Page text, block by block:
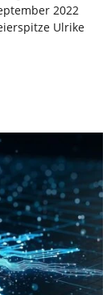
2022
Ulrike